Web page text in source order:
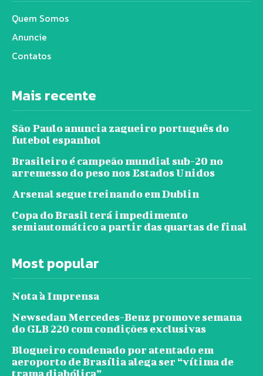
Quem Somos
Anuncie
Contatos
Mais recente
São Paulo anuncia zagueiro português do
futebol espanhol
Brasileiro é campeão mundial sub-20 no
arremesso do peso nos Estados Unidos
Arsenal segue treinando em Dublin
Copa do Brasil terá impedimento
semiautomático a partir das quartas de final
Most popular
Nota à Imprensa
Newsedan Mercedes-Benz promove semana
do GLB 220 com condições exclusivas
Blogueiro condenado por atentado em
aeroporto de Brasília alega ser “vítima de